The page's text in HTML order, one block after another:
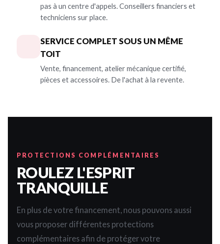
pas à un centre d'appels. Conseillers financiers et
techniciens sur place.
SERVICE COMPLET SOUS UN MÊME
TOIT
Vente, financement, atelier mécanique certifié,
pièces et accessoires. De l'achat à la revente.
PROTECTIONS COMPLÉMENTAIRES
ROULEZ L'ESPRIT
TRANQUILLE
En plus de votre financement, nous pouvons aussi
vous proposer différentes protections
complémentaires afin de protéger votre